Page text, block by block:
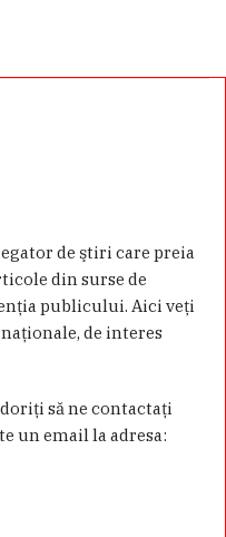
de ştiri care preia
din surse de
publicului. Aici veţi
de interes
să ne contactaţi
un email la adresa: